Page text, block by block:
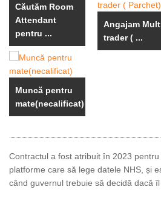
Căutăm Room
Attendant
pentru ...
Muncă pentru
mate(necalificat)
Angajam
trader ( ...
Contractul a fost atribuit în 2023
platforme care să lege datele NHS, și
când guvernul trebuie să decidă dacă îl